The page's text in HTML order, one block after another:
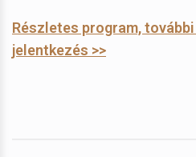
Részletes program,
jelentkezés >>